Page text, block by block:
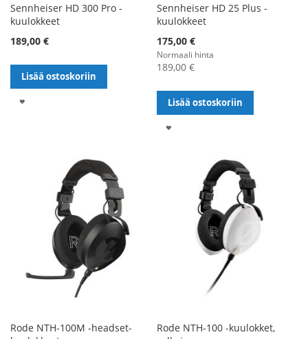
Sennheiser HD 300 Pro -
kuulokkeet
189,00 €
Lisää ostoskoriin
Sennheiser HD 25 Plus -
kuulokkeet
Alennushinta
175,00 €
Normaali hinta
189,00 €
Lisää ostoskoriin
Rode NTH-100M -headset-
Rode NTH-100 -kuulokket,